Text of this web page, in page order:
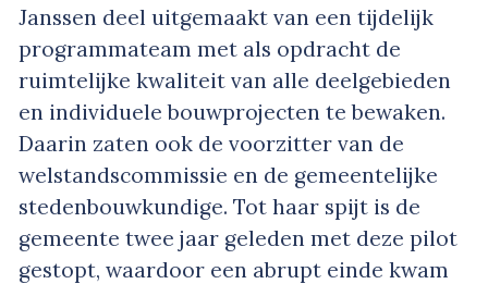
Janssen deel uitgemaakt van een tijdelijk
programmateam met als opdracht de
ruimtelijke kwaliteit van alle deelgebieden
en individuele bouwprojecten te bewaken.
Daarin zaten ook de voorzitter van de
welstandscommissie en de gemeentelijke
stedenbouwkundige. Tot haar spijt is de
gemeente twee jaar geleden met deze pilot
gestopt, waardoor een abrupt einde kwam